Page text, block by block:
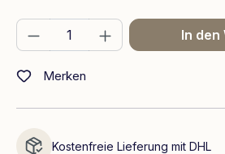
Produkt Anzahl: GibIn den
Merken
Kostenfreie Lieferung mit DHL